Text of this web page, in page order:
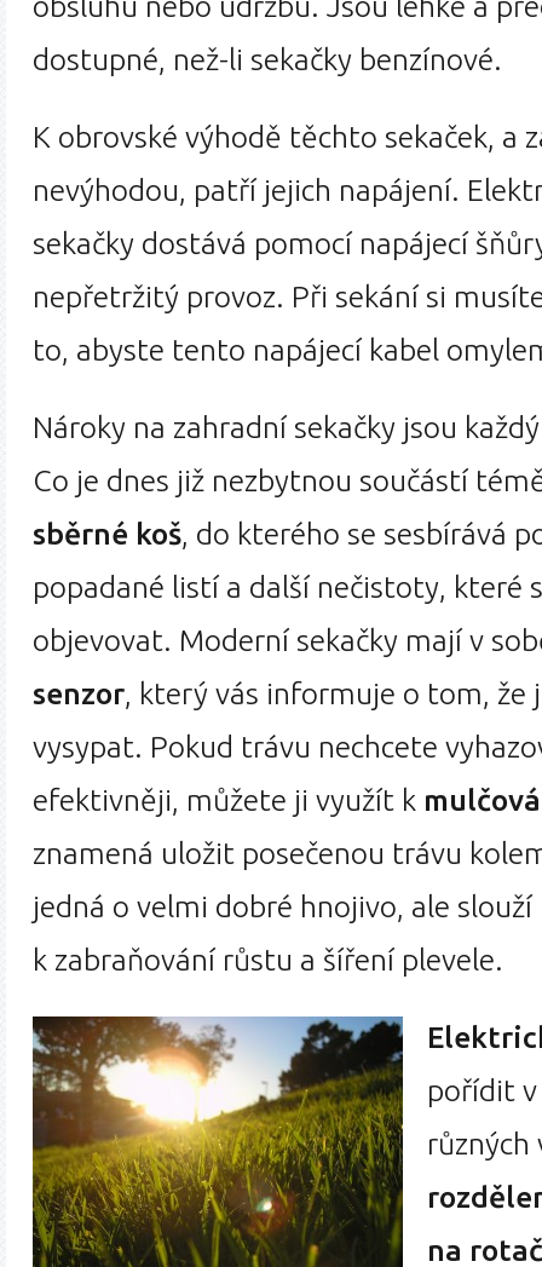
dostupné, než-li sekačky benzínové.
K obrovské výhodě těchto sekaček, a
nevýhodou, patří jejich napájení.
sekačky dostává pomocí napájecí
nepřetržitý provoz. Při sekání si
to, abyste tento napájecí kabel
Nároky na zahradní sekačky jsou
Co je dnes již nezbytnou součástí
sběrné koš, do kterého se sesbírává
popadané listí a další nečistoty, které
objevovat. Moderní sekačky mají v
senzor, který vás informuje o tom, že
vysypat. Pokud trávu nechcete
efektivněji, můžete ji využít k
znamená uložit posečenou trávu
jedná o velmi dobré hnojivo, ale
k zabraňování růstu a šíření plevele.
pořídit
na